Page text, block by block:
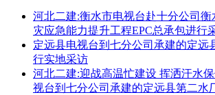
河北二建:衡水市电视台赴十分公司
灾应急能力提升工程EPC总承包进行
定远县电视台到七分公司承建的定远
行实地采访
河北二建:迎战高温忙建设 挥洒汗水
视台到七分公司承建的定远县第二水